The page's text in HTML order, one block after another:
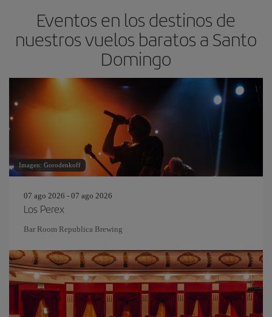
Eventos en los destinos de
nuestros vuelos baratos a Santo
Domingo
Imagen: Gorodenkoff
07 ago 2026 - 07 ago 2026
Los Perex
Bar Room Republica Brewing